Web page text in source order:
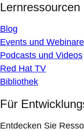
Lernressourcen
Blog
Events und Webinare
Podcasts und Videos
Red Hat TV
Bibliothek
Für
Entdecken Sie